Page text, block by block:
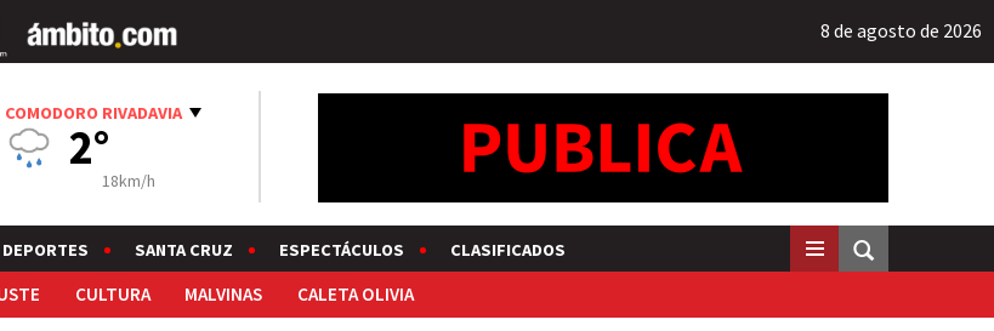
8 de agosto de 2026
COMODORO RIVADAVIA
2°
18km/h
DEPORTES SANTA CRUZ ESPECTÁCULOS CLASIFICADOS
CULTURA MALVINAS CALETA OLIVIA